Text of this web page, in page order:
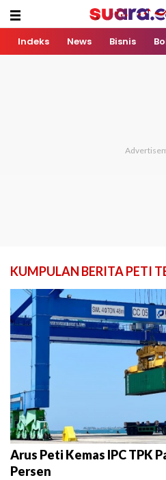
Indeks News Bisnis
KUMPULAN BERITA PETI
Arus Peti Kemas IPC TPK
Persen